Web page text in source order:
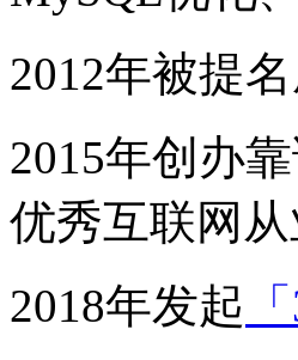
2012年被提
2015年创办
优秀互联网
2018年发起